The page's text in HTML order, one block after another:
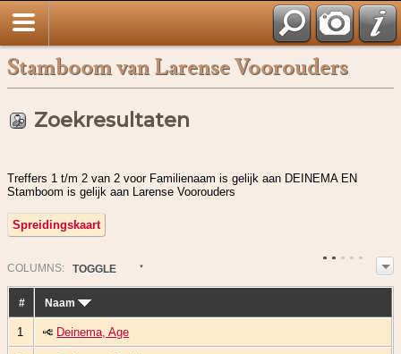
Stamboom van Larense Voorouders
Zoekresultaten
Treffers 1 t/m 2 van 2 voor Familienaam is gelijk aan DEINEMA EN
Stamboom is gelijk aan Larense Voorouders
Spreidingskaart
COLUMN S: TOGGLE
# Naam
1 Deinema, Age